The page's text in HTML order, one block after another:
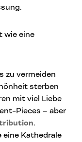
wie eine
zu vermeiden
sterben
mit viel Liebe
Pieces – aber
.
Kathedrale